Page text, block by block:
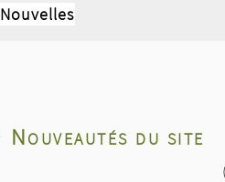
Nouvelles
Nouveautés du site